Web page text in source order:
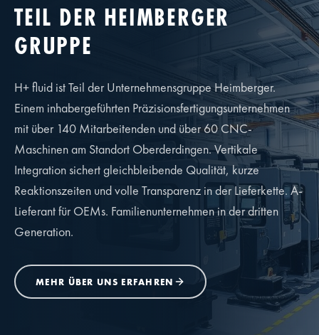
TEIL DER HEIMBERGER
GRUPPE
H+ fluid ist Teil der Unternehmensgruppe Heimberger.
Einem inhabergeführten Präzisionsfertigungsunternehmen
mit über 140 Mitarbeitenden und über 60 CNC-
Maschinen am Standort Oberderdingen. Vertikale
Integration sichert gleichbleibende Qualität, kurze
Reaktionszeiten und volle Transparenz in der Lieferkette. A-
Lieferant für OEMs. Familienunternehmen in der dritten
Generation.
MEHR ÜBER UNS ERFAHREN